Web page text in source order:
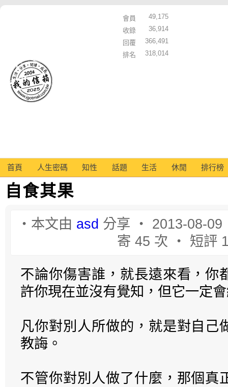
會員
49,175
收錄
36,914
回覆
366,491
排名
318,014
首頁 人生密碼 知性 話題 生活 休閒 排行榜
自食其果
‧本文由 asd 分享 ‧ 2013-08-
寄 45 次 ‧ 短評
不論你傷害誰，就長遠來看，你
許你現在並沒有覺知，但它一定
凡你對別人所做的，就是對自己
教誨。
不管你對別人做了什麼，那個真